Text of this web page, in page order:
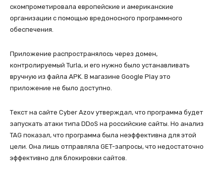
скомпрометировала европейские и американские
организации с помощью вредоносного программного
обеспечения.
Приложение распространялось через домен,
контролируемый Turla, и его нужно было устанавливать
вручную из файла APK. В магазине Google Play это
приложение не было доступно.
Текст на сайте Cyber Azov утверждал, что программа будет
запускать атаки типа DDoS на российские сайты. Но анализ
TAG показал, что программа была неэффективна для этой
цели. Она лишь отправляла GET-запросы, что недостаточно
эффективно для блокировки сайтов.